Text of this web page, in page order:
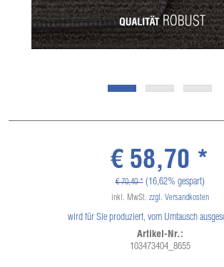
€ 58,70 *
€ 70,40 * (16,62% gespart)
inkl. MwSt. zzgl. Versandkosten
wird für Sie produziert, vom Umtausch
Artikel-Nr.:
103473404_8655